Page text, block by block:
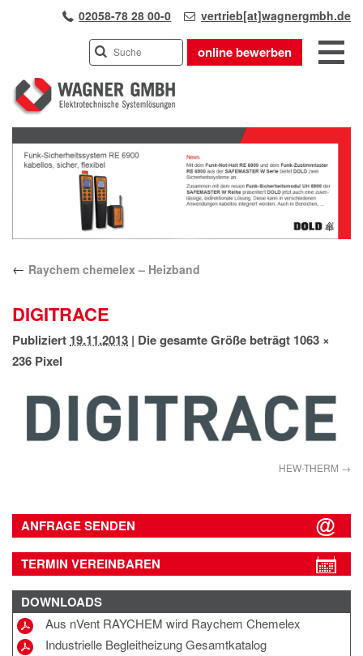
02058-78 28 00-0 vertrieb[at]wagnergmbh.de
online bewerben
INDUSTRIEVERTRETUNG
UNSER TEAM
WIR ÜBER UNS
KARRIERE
PRODUKTE
APPLIKATIONEN
KONTAKT
ANFAHRT
DATENSCHUTZ
Previous
Next
← Raychem chemelex – Heizband
DIGITRACE
Publiziert 19.11.2013 | Die gesamte Größe beträgt 1063 ×
236 Pixel
HEW-THERM
ANFRAGE SENDEN
TERMIN VEREINBAREN
DOWNLOADS
Aus nVent RAYCHEM wird Raychem Chemelex
Industrielle Begleitheizung Gesamtkatalog